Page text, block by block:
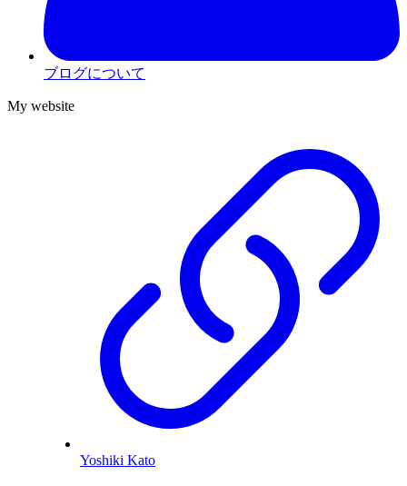
ブログについて
My website
Yoshiki Kato